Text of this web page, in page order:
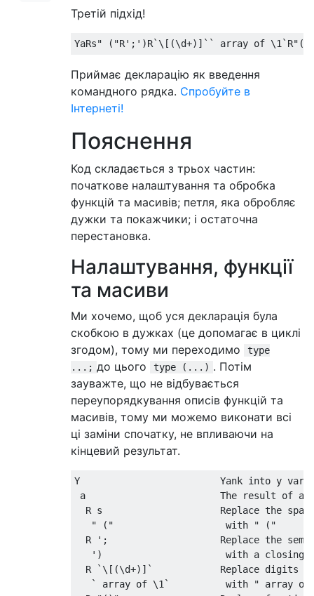
Третій підхід!
Приймає декларацію як введення
командного рядка. Спробуйте в
Інтернеті!
Пояснення
Код складається з трьох частин:
початкове налаштування та обробка
функцій та масивів; петля, яка обробляє
дужки та покажчики; і остаточна
перестановка.
Налаштування, функції
та масиви
Ми хочемо, щоб уся декларація була
скобкою в дужках (це допомагає в циклі
згодом), тому ми переходимо
type
...; до цього type (...) . Потім
зауважте, що не відбувається
переупорядкування описів функцій та
масивів, тому ми можемо виконати всі
ці заміни спочатку, не впливаючи на
кінцевий результат.
Y                         Yank into y
a                        The result of a
R s                     Replace the
   " ("                    with " ("
R ';                    Replace the
')                      with a closing
R `\[(\d+)]`            Replace digits
` array of \1`          with " array of